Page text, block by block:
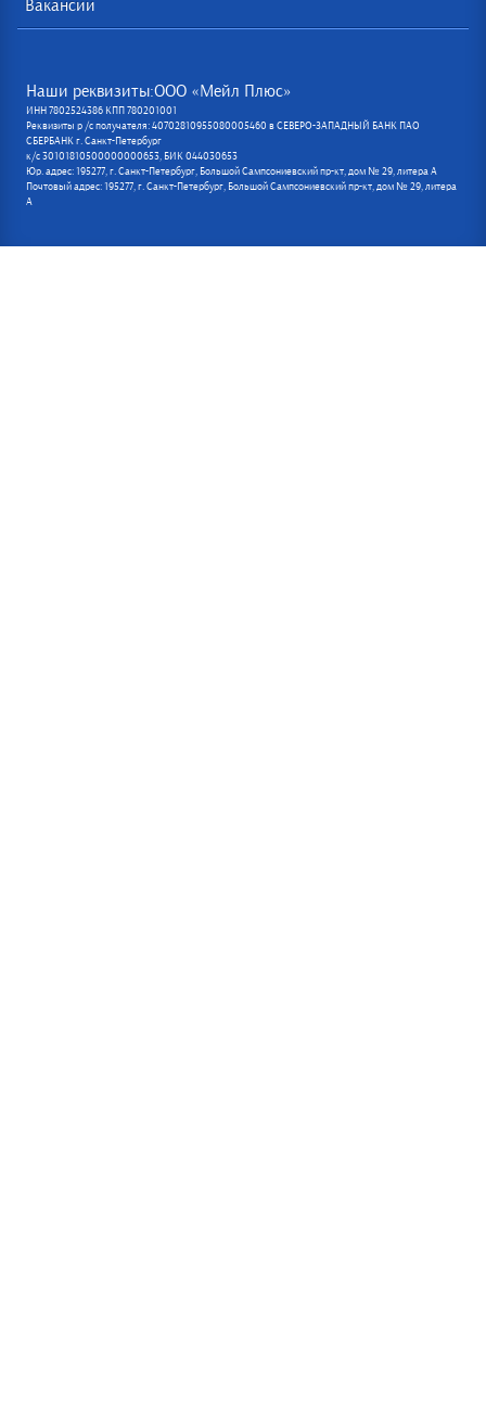
Вакансии
Наши реквизиты:ООО «Мейл Плюс»
ИНН 7802524386 КПП 780201001
Реквизиты р /с получателя: 40702810955080005460 в СЕВЕРО-ЗАПАДНЫЙ БАНК ПАО
СБЕРБАНК г. Санкт-Петербург
к/с 30101810500000000653, БИК 044030653
Юр. адрес: 195277, г. Санкт-Петербург, Большой Сампсониевский пр-кт, дом № 29, литера А
Почтовый адрес: 195277, г. Санкт-Петербург, Большой Сампсониевский пр-кт, дом № 29, литера
А